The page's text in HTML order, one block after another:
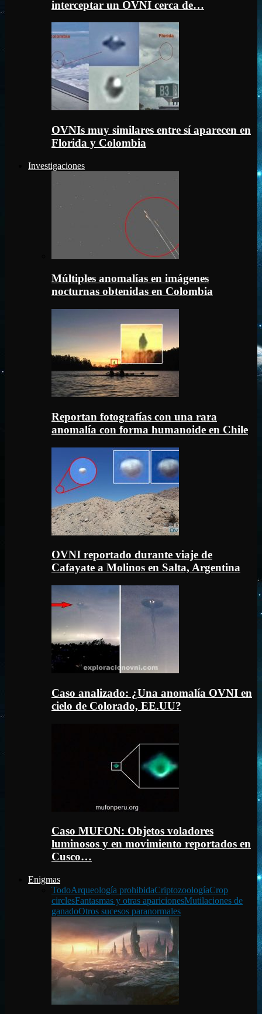
interceptar un OVNI cerca de…
OVNIs muy similares entre sí aparecen en
Florida y Colombia
Investigaciones
Múltiples anomalías en imágenes
nocturnas obtenidas en Colombia
Reportan fotografías con una rara
anomalía con forma humanoide en Chile
OVNI reportado durante viaje de
Cafayate a Molinos en Salta, Argentina
Caso analizado: ¿Una anomalía OVNI en
cielo de Colorado, EE.UU?
Caso MUFON: Objetos voladores
luminosos y en movimiento reportados en
Cusco…
Enigmas
TodoArqueología prohibidaCriptozoologíaCrop
circlesFantasmas y otras aparicionesMutilaciones de
ganadoOtros sucesos paranormales